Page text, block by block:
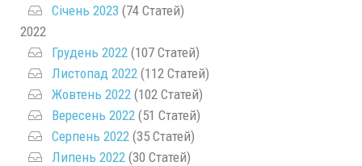
Січень 2023 (74 Статей)
2022
Грудень 2022 (107 Статей)
Листопад 2022 (112 Статей)
Жовтень 2022 (102 Статей)
Вересень 2022 (51 Статей)
Серпень 2022 (35 Статей)
Липень 2022 (30 Статей)